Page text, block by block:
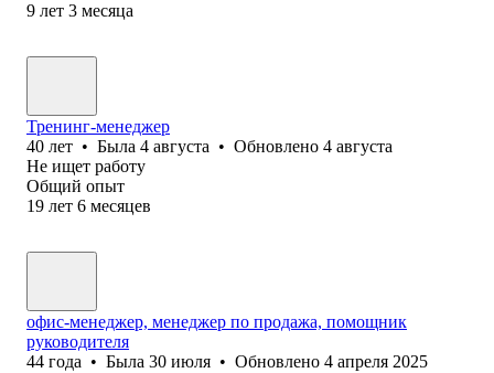
9 лет 3 месяца
Тренинг-менеджер
40 лет • Была 4 августа • Обновлено 4 августа
Не ищет работу
Общий опыт
19 лет 6 месяцев
офис-менеджер, менеджер по продажа, помощник
руководителя
44 года • Была 30 июля • Обновлено 4 апреля 2025